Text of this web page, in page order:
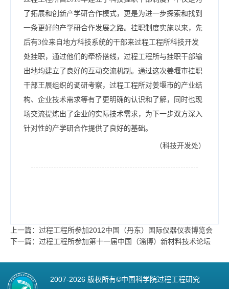
了拓展和创新产学研合作模式，更是为进一步探索和找到
一条更好的产学研合作发展之路。挂职制度实施以来，先
后有3位来自地方科技系统的干部来过程工程所科技开发
处挂职，通过他们的牵桥搭线，过程工程所与挂职干部输
出地均建立了良好的互动交流机制。通过这次姜堰市挂职
干部王展组织的调研考察，过程工程所对姜堰市的产业结
构、企业技术需求等有了更明确的认识和了解，同时也现
场交流提炼出了企业的实际技术需求，为下一步双方深入
针对性的产学研合作提供了良好的基础。
（科技开发处）
上一篇：过程工程所参加2012中国（丹东）国际仪器仪表博览会
下一篇：过程工程所参加第十一届中国（淄博）新材料技术论坛
2007-2026 版权所有©中国科学院过程工程研究